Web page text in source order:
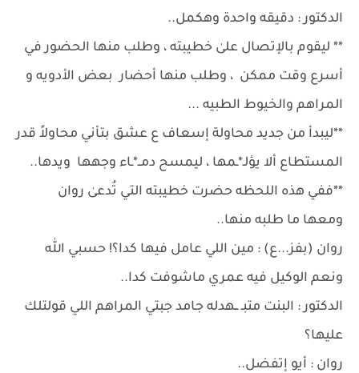
الدكتور : دقيقه واحدة وهكمل..
** ليقوم بالإتصال علىٰ خطيبته ، وطلب منها الحضور في
أسرع وقت ممكن ، وطلب منها أحضار بعض الأدويه و
المراهم والخيوط الطبيه ...
**ليبدأ من جديد محاولة إسعاف ع عشق بتأني محاولاً قدر
المستطاع ألا يؤلـ*ـمها ، ليمسح دمــ*ـاء وجهها ويدها..
**ففي هذه اللحظه حضرت خطيبته التي تُدعىٰ روان
ومعها ما طلبه منها..
روان (بفز...ع) : مين اللي عامل فيها كدا؟! حسبي ﷲ
ونعم الوكيل فيه عمري ماشوفت كدا..
الدكتور : البنت متبـ ــهدله جامد جبتي المراهم اللي قولتلك
عليها؟
روان : أيو إتفضل..